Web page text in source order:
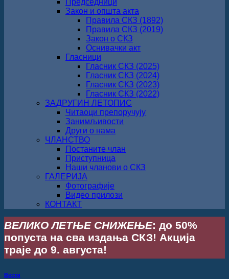
Председници
Закон и општа акта
Правила СКЗ (1892)
Правила СКЗ (2019)
Закон о СКЗ
Оснивачки акт
Гласници
Гласник СКЗ (2025)
Гласник СКЗ (2024)
Гласник СКЗ (2023)
Гласник СКЗ (2022)
ЗАДРУГИН ЛЕТОПИС
Читаоци препоручују
Занимљивости
Други о нама
ЧЛАНСТВО
Постаните члан
Приступница
Наши чланови о СКЗ
ГАЛЕРИЈА
Фотографије
Видео прилози
КОНТАКТ
ВЕЛИКО ЛЕТЊЕ СНИЖЕЊЕ: до 50%
попуста на сва издања СКЗ! Акција
траје до 9. августа!
Вести